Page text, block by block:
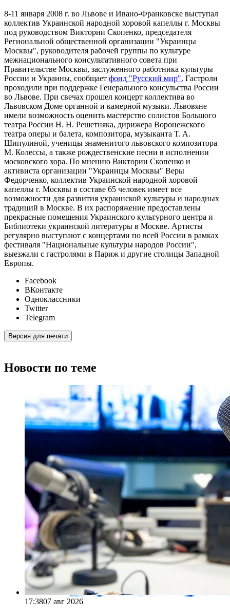
8-11 января 2008 г. во Львове и Ивано-Франковске выступал
коллектив Украинской народной хоровой капеллы г. Москвы
под руководством Виктории Скопенко, председателя
Региональной общественной организации "Украинцы
Москвы", руководителя рабочей группы по культуре
межнационального консультативного совета при
Правительстве Москвы, заслуженного работника культуры
России и Украины, сообщает фонд "Русский мир". Гастроли
проходили при поддержке Генерального консульства России
во Львове. При свечах прошел концерт коллектива во
Львовском Доме органной и камерной музыки. Львовяне
имели возможность оценить мастерство солистов Большого
театра России Н. Н. Решетняка, дирижера Воронежского
театра оперы и балета, композитора, музыканта Т. А.
Шипулиной, ученицы знаменитого львовского композитора
М. Колессы, а также рождественские песни в исполнении
московского хора. По мнению Виктории Скопенко и
активиста организации "Украинцы Москвы" Веры
Федорченко, коллектив Украинской народной хоровой
капеллы г. Москвы в составе 65 человек имеет все
возможности для развития украинской культуры и народных
традиций в Москве. В их распоряжение предоставлены
прекрасные помещения Украинского культурного центра и
Библиотеки украинской литературы в Москве. Артисты
регулярно выступают с концертами по всей России в рамках
фестиваля "Национальные культуры народов России",
выезжали с гастролями в Париж и другие столицы Западной
Европы.
Facebook
ВКонтакте
Одноклассники
Twitter
Telegram
Версия для печати
Новости по теме
17:3807 авг 2026